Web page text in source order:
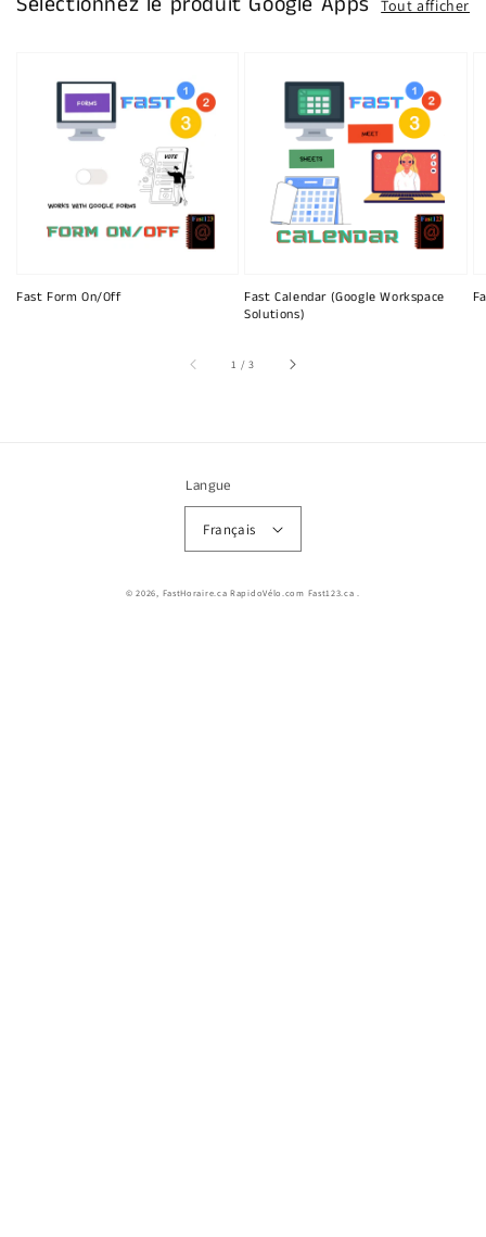
Tout afficher
Fast Form On/Off
Fast Calendar (Google Workspace
Solutions)
1 /sur
3
Langue
Français
© 2026, FastHoraire.ca RapidoVélo.com Fast123.ca .